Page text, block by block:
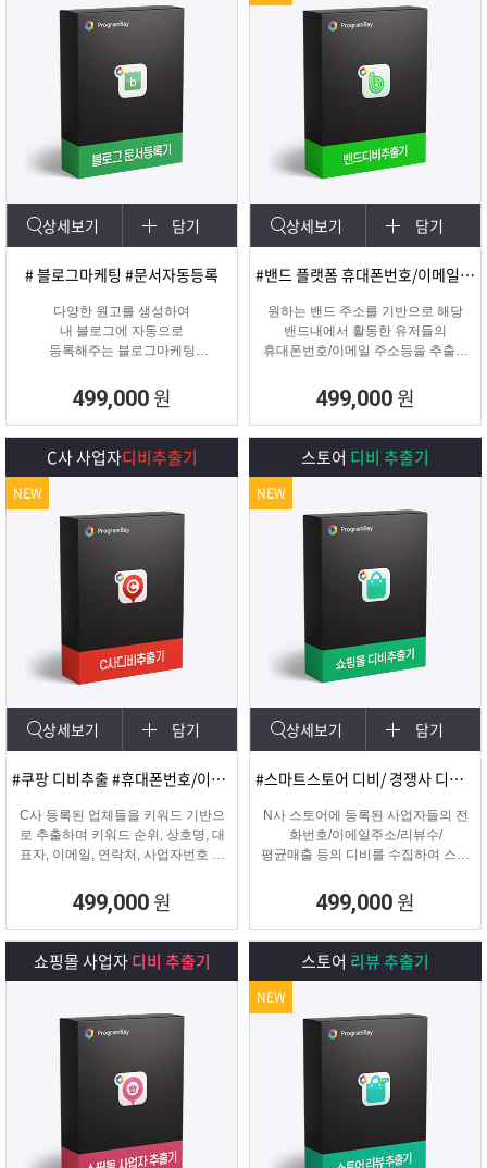
상세보기 담기
# 블로그마케팅 #문서자동등록
다양한 원고를 생성하여
내 블로그에 자동으로
등록해주는 블로그마케팅
499,000 원
상세보기 담기
#밴드 플랫폼 휴대폰번호/이메일 추출
원하는 밴드 주소를 기반으로 해당
밴드내에서 활동한 유저들의
휴대폰번호/이메일 주소등을 추출해
499,000 원
C사 사업자디비추출기
상세보기 담기
#쿠팡 디비추출 #휴대폰번호/이메일
C사 등록된 업체들을 키워드 기반으
로 추출하며 키워드 순위, 상호명, 대
표자, 이메일, 연락처, 사업자번호 등
추출해주는 프로그램
499,000 원
NEW
스토어 디비 추출기
상세보기 담기
#스마트스토어 디비/ 경쟁사 디비 분석
N사 스토어에 등록된 사업자들의 전
화번호/이메일주소/리뷰수/
평균매출 등의 디비를 수집하여 스토
경쟁사 분석에 탁월한 프로그램입니
다.
499,000 원
NEW
쇼핑몰 사업자디비 추출기 스토어 리뷰 추출기
NEW